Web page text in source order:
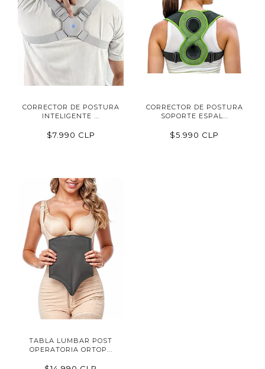
CORRECTOR DE POSTURA
INTELIGENTE ...
$7.990 CLP
CORRECTOR DE POSTURA
SOPORTE ESPAL...
$5.990 CLP
TABLA LUMBAR POST
OPERATORIA ORTOP...